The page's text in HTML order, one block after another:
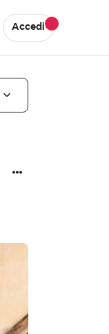
Accedi